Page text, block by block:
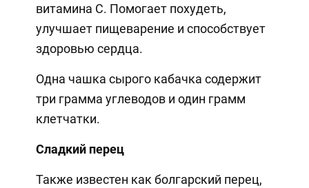
витамина С. Помогает похудеть,
улучшает пищеварение и способствует
здоровью сердца.
Одна чашка сырого кабачка содержит
три грамма углеводов и один грамм
клетчатки.
Сладкий перец
Также известен как болгарский перец,